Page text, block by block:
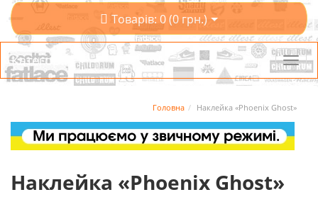
Товарів: 0 (0 грн.)
Категорії
Головна Наклейка «Phoenix Ghost»
Наклейка «Phoenix Ghost»